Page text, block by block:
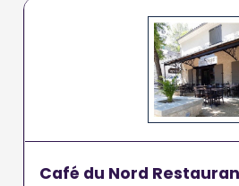
Café du Nord